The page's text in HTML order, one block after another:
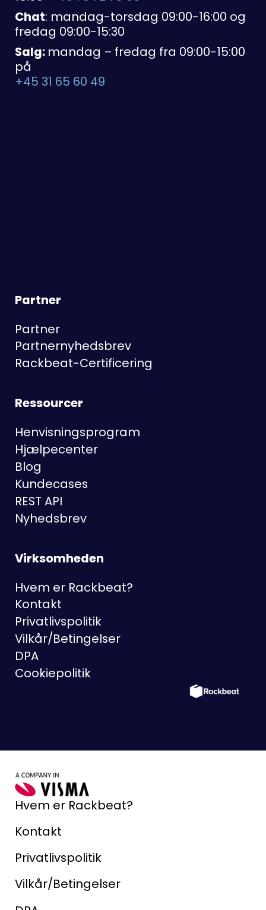
Chat: mandag-torsdag 09:00-16:00 og
fredag 09:00-15:30
Salg: mandag – fredag fra 09:00-15:00
på
+45 31 65 60 49
Partner
Partner
Partnernyhedsbrev
Rackbeat-Certificering
Ressourcer
Henvisningsprogram
Hjælpecenter
Blog
Kundecases
REST API
Nyhedsbrev
Virksomheden
Hvem er Rackbeat?
Kontakt
Privatlivspolitik
Vilkår/Betingelser
DPA
Cookiepolitik
Hvem er Rackbeat?
Kontakt
Privatlivspolitik
Vilkår/Betingelser